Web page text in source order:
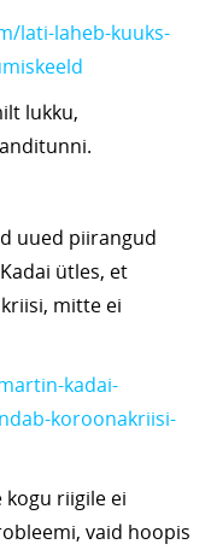
lati-laheb-kuuks-
lukku,
uued piirangud
ütles, et
mitte ei
kadai-
koroonakriisi-
riigile ei
vaid hoopis